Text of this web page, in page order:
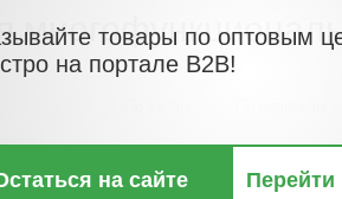
товары по оптовым
на портале B2B!
на сайте Перейти